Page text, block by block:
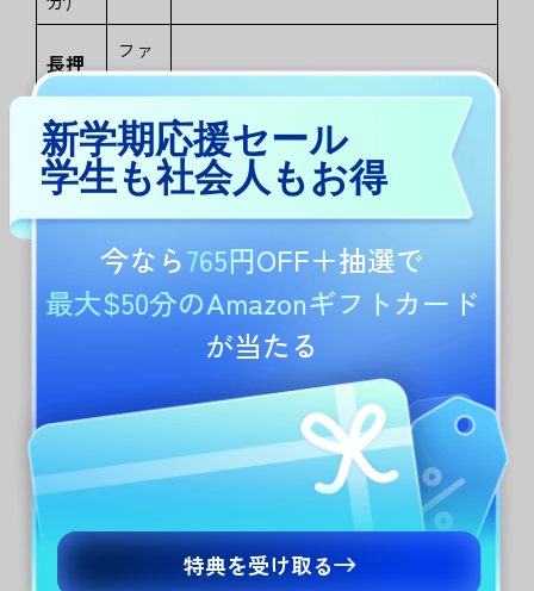
長押
し(フ
ァイ
ルリ
スト)
ファ
イ
ル/
フォ
ルダ
ー
ファイル/フォルダの管理ツールバ
ー（移動、名前変更、削除など）を
即座に表示します。
スラ
イド
釈/
編集
モー
スライドしてページをめくります。
注釈作業中でもスムーズにページ移
動が可能です。
ッグ
ジを
モー
ド)
ジ整
ード
特定のページを長押しし、 ドラッグ
アンドドロップしてページの順序を
自由に変更できます。
新学期応援セール
学生も社会人もお得
今なら765円OFF＋抽選で
最大$50分のAmazonギフトカード
が当たる
特典を受け取る